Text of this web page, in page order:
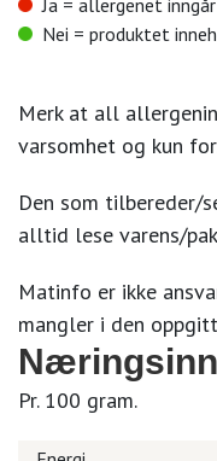
Ja = allergenet
Nei = produktet
Merk at all
varsomhet og kun
Den som tilbereder/
alltid lese varens/
Matinfo er ikke
mangler i den
Pr. 100 gram.